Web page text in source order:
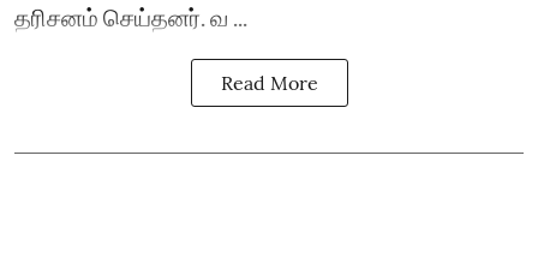
தரிசனம் செய்தனர். வ ...
Read More